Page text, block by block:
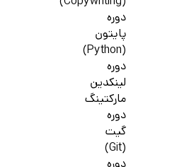
دوره
پایتون
(Python)
دوره
لینکدین
مارکتینگ
دوره
گیت
(Git)